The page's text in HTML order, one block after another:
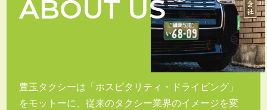
ABOUT US
豊玉タクシーは「ホスピタリティ・ドライビング」
をモットーに、従来のタクシー業界のイメージを変